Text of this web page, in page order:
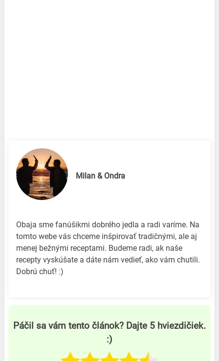
Milan & Ondra
Obaja sme fanúšikmi dobrého jedla a radi varíme. Na
tomto webe vás chceme inšpirovať tradičnými, ale aj
menej bežnými receptami. Budeme radi, ak naše
recepty vyskúšate a dáte nám vedieť, ako vám chutili.
Dobrú chuť! :)
Páčil sa vám tento článok? Dajte 5 hviezdičiek.
:)